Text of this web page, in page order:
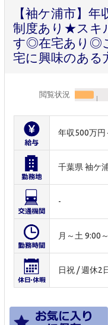
【袖ケ浦市】
制度あり★スキ
す◎在宅あり◎
宅に興味のある
閲覧状況
年収500万円
千葉県 袖ケ
-
月～土 9:00
日祝 / 週休2